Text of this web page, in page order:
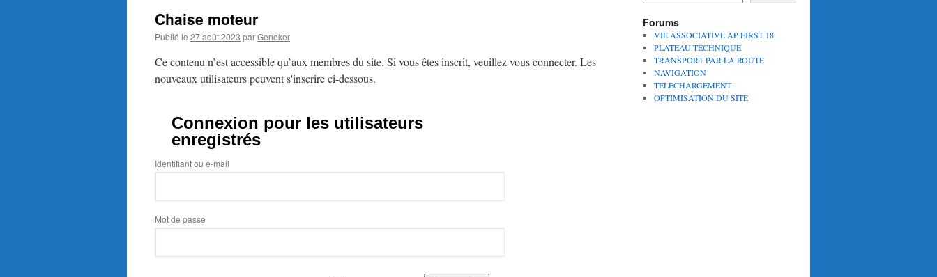
Chaise moteur
Publié le 27 août 2023 parGeneker
Ce contenu n’est accessible qu’aux membres du site. Si vous êtes inscrit, veuillez vous connecter. Les
nouveaux utilisateurs peuvent s'inscrire ci-dessous.
Connexion pour les utilisateurs
enregistrés
Identifiant ou e-mail
Mot de passe
Forums
VIE ASSOCIATIVE AP FIRST 18
PLATEAU TECHNIQUE
TRANSPORT PAR LA ROUTE
NAVIGATION
TELECHARGEMENT
OPTIMISATION DU SITE